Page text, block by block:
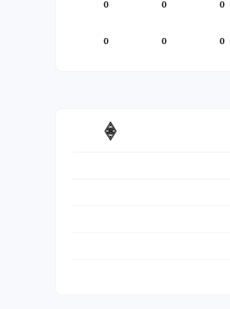
0
0
0
0
0
0